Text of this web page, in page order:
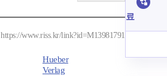
https://www.riss.kr/link?id=M13981791
Hueber
Verlag
료